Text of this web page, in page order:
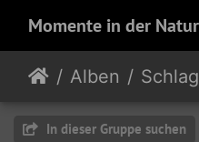
Momente in der Natur
Alben
In dieser Gruppe suchen